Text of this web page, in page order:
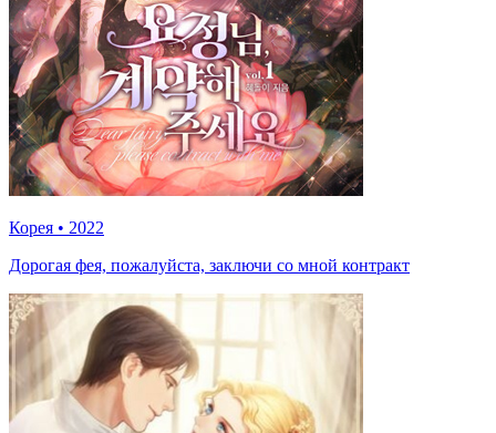
Корея • 2022
Дорогая фея, пожалуйста, заключи со мной контракт